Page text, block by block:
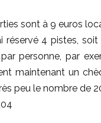
sont à 9 euros
réservé 4 pistes,
personne, par
maintenant un
peu le nombre de